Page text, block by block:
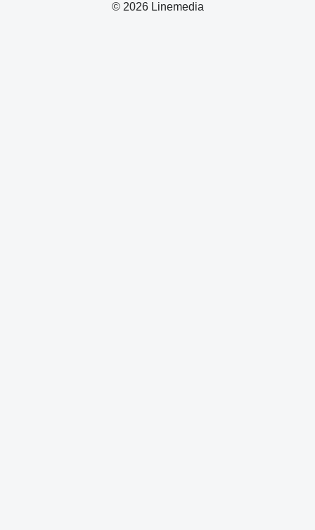
© 2026 Linemedia